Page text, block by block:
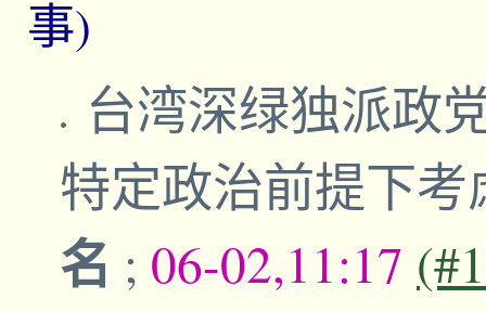
事)
台湾深绿独派政
特定政治前提下
名 ; 06-02,11:17